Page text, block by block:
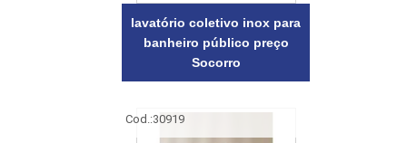
lavatório coletivo inox para
banheiro público preço
Socorro
Cod.:30919